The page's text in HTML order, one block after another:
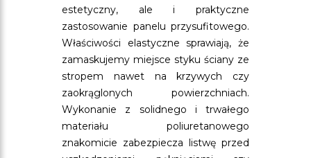
estetyczny, ale i praktyczne
zastosowanie panelu przysufitowego.
Właściwości elastyczne sprawiają, że
zamaskujemy miejsce styku ściany ze
stropem nawet na krzywych czy
zaokrąglonych powierzchniach.
Wykonanie z solidnego i trwałego
materiału poliuretanowego
znakomicie zabezpiecza listwę przed